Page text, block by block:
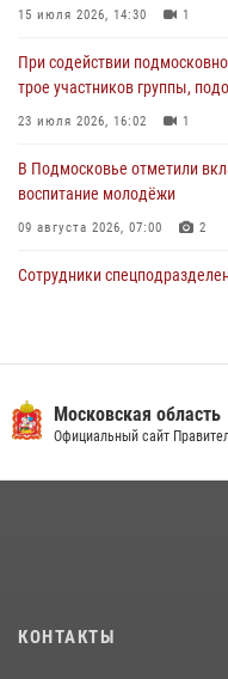
сигналам «Тревога» с
04 августа 2026, 12:15
15 июля 2026, 14:30 1
При содействии
трое участников группы,
23 июля 2026, 16:02 1
В Подмосковье отметили
воспитание молодёжи
09 августа 2026, 07:00 2
Сотрудники
жильцов многоквартирного
16 июля 2026, 09:00 1
Московская область
Официальный сайт
КОНТАКТЫ